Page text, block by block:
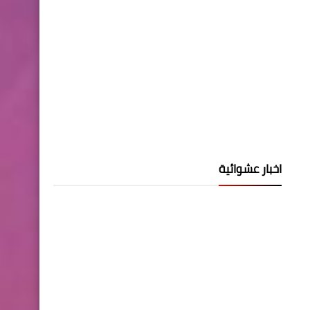
اخبار عشوائية